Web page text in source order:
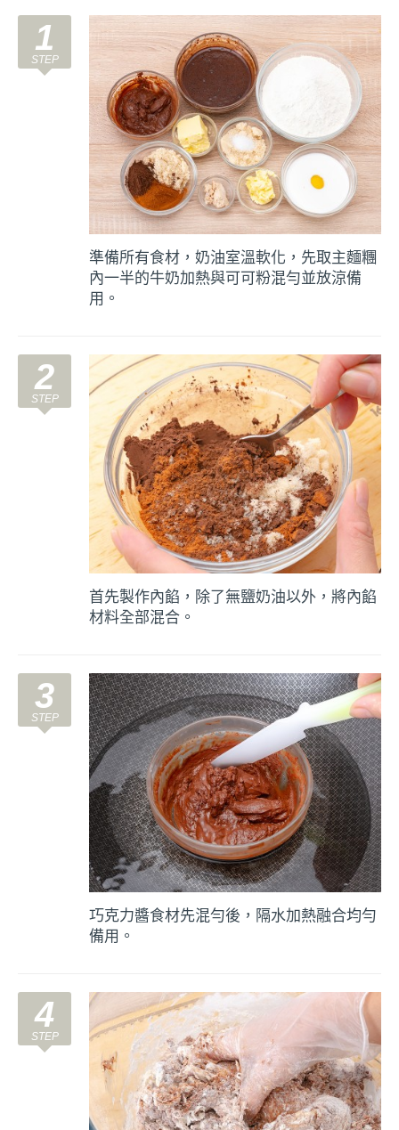
1
準備所有食材，奶油室溫軟化，先取主麵糰
內一半的牛奶加熱與可可粉混勻並放涼備
用。
2
首先製作內餡，除了無鹽奶油以外，將內餡
材料全部混合。
3
巧克力醬食材先混勻後，隔水加熱融合均勻
備用。
4